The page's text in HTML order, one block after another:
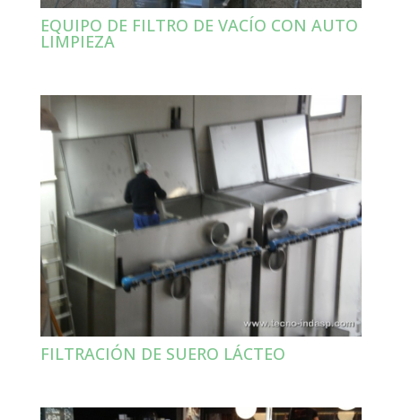
EQUIPO DE FILTRO DE VACÍO CON AUTO
LIMPIEZA
FILTRACIÓN DE SUERO LÁCTEO